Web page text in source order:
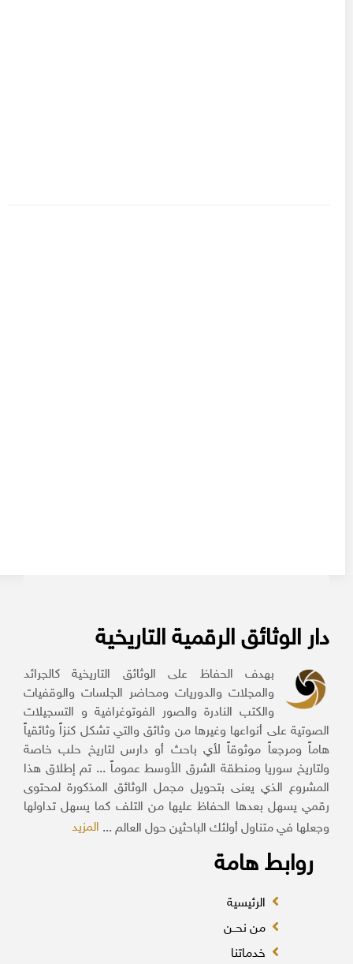
دار الوثائق الرقمية التاريخية
بهدف الحفاظ على الوثائق التاريخية كالجرائد
والمجلات والدوريات ومحاضر الجلسات والوقفيات
والكتب النادرة والصور الفوتوغرافية و التسجيلات
الصوتية على أنواعها وغيرها من وثائق والتي تشكل كنزاً وثائقياً
هاماً ومرجعاً موثوقاً لأي باحث أو دارس لتاريخ حلب خاصة
ولتاريخ سوريا ومنطقة الشرق الأوسط عموماً ... تم إطلاق هذا
المشروع الذي يعنى بتحويل مجمل الوثائق المذكورة لمحتوى
رقمي يسهل بعدها الحفاظ عليها من التلف كما يسهل تداولها
وجعلها في متناول أولئك الباحثين حول العالم ...المزيد
روابط هامة
الرئيسية
من نحــن
خدماتنا